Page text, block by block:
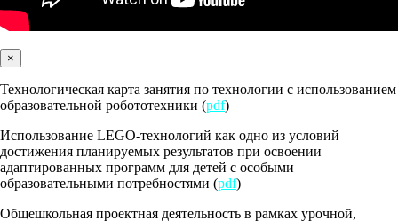
×
Технологическая карта занятия по технологии с использованием
образовательной робототехники (pdf)
Использование LEGO-технологий как одно из условий
достижения планируемых результатов при освоении
адаптированных программ для детей с особыми
образовательными потребностями (pdf)
Общешкольная проектная деятельность в рамках урочной,